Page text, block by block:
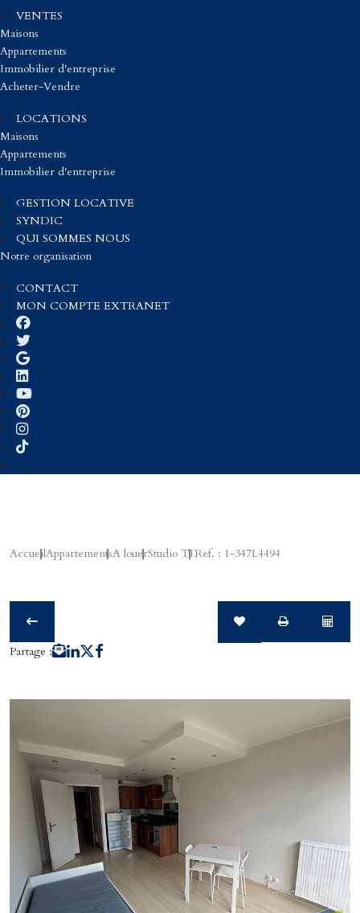
VENTES
Maisons
Appartements
Immobilier d'entreprise
Acheter-Vendre
LOCATIONS
Maisons
Appartements
Immobilier d'entreprise
GESTION LOCATIVE
SYNDIC
QUI SOMMES NOUS
Notre organisation
CONTACT
MON COMPTE EXTRANET
AccueilAppartementsA louerStudio T1Ref. : 1-347L4494
Partage :